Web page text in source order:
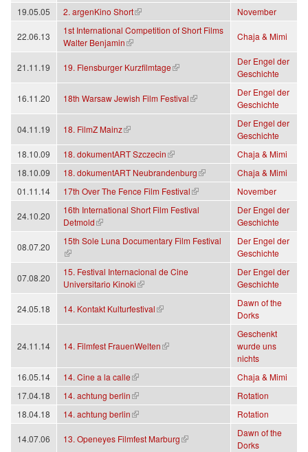
19.05.05
2. argenKino Short
(Link ist extern) November
22.06.13
1st International Competition of Short Films
Walter Benjamin
(Link ist extern)
Chaja & Mimi
21.11.19 19. Flensburger Kurzfilmtage
(Link ist extern)
Der Engel der
Geschichte
16.11.20 18th Warsaw Jewish Film Festival
(Link ist extern)
Der Engel der
Geschichte
04.11.19 18. FilmZ Mainz
(Link ist extern)
Der Engel der
Geschichte
18.10.09
18. dokumentART Szczecin
(Link ist extern)
Chaja & Mimi
18.10.09
18. dokumentART Neubrandenburg
(Link ist extern)
Chaja & Mimi
01.11.14
17th Over The Fence Film Festival
(Link ist extern) November
24.10.20
16th International Short Film Festival
Detmold
(Link ist extern)
Der Engel der
Geschichte
08.07.20
15th Sole Luna Documentary Film Festival
(Link ist extern)
Der Engel der
Geschichte
07.08.20
15. Festival Internacional de Cine
Universitario Kinoki
(Link ist extern)
Der Engel der
Geschichte
24.05.18 14. Kontakt Kulturfestival
(Link ist extern)
Dawn of the
Dorks
24.11.14 14. Filmfest FrauenWelten
(Link ist extern)
Geschenkt
wurde uns
nichts
16.05.14
14. Cine a la calle
(Link ist extern)
Chaja & Mimi
17.04.18
14. achtung berlin
(Link ist extern)
Rotation
18.04.18
14. achtung berlin
(Link ist extern) Rotation
14.07.06 13. Openeyes Filmfest Marburg
(Link ist extern)
Dawn of the
Dorks